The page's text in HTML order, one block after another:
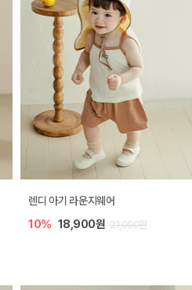
렌디 아기 라운지웨어
10% 18,900원 21,000원